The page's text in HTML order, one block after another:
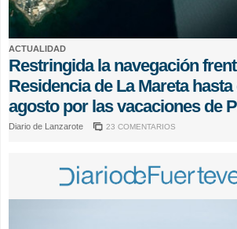
ACTUALIDAD
Restringida la navegación
Residencia de La Mareta hasta
agosto por las vacaciones de
Diario de Lanzarote 23 COMENTARIOS